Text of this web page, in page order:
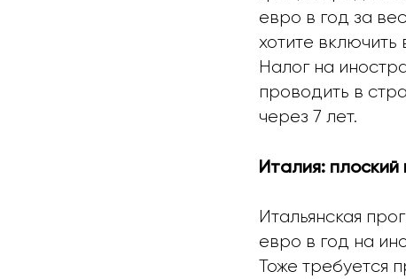
евро в год за
хотите
Налог на
проводить в
через 7 лет.
Италия: плоский
Итальянская
евро в год на
Тоже требуется